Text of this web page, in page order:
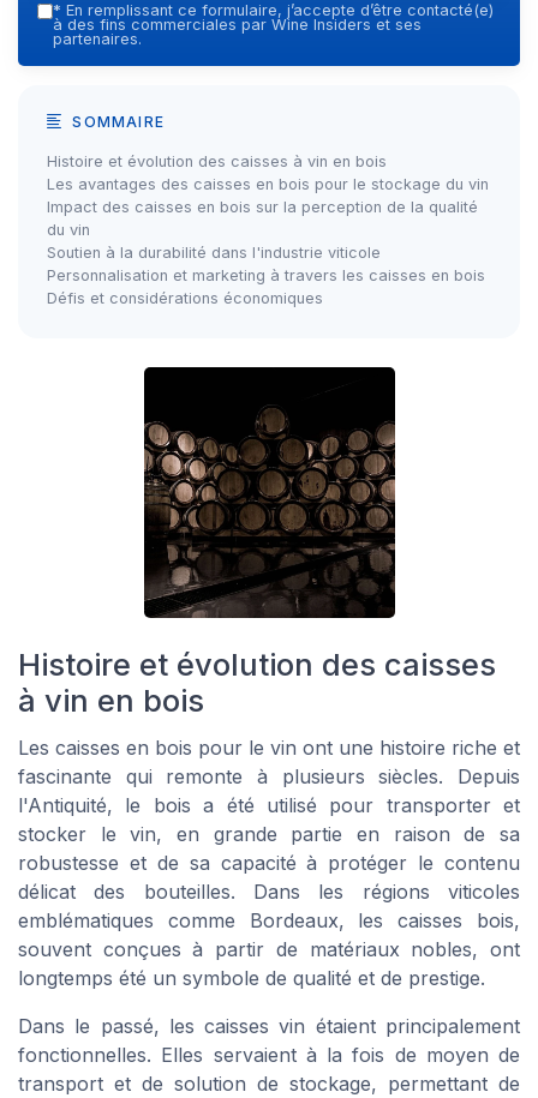
* En remplissant ce formulaire, j’accepte d’être contacté(e)
à des fins commerciales par Wine Insiders et ses
partenaires.
SOMMAIRE
Histoire et évolution des caisses à vin en bois
Les avantages des caisses en bois pour le stockage du vin
Impact des caisses en bois sur la perception de la qualité
du vin
Soutien à la durabilité dans l'industrie viticole
Personnalisation et marketing à travers les caisses en bois
Défis et considérations économiques
Histoire et évolution des caisses
à vin en bois
Les caisses en bois pour le vin ont une histoire riche et
fascinante qui remonte à plusieurs siècles. Depuis
l'Antiquité, le bois a été utilisé pour transporter et
stocker le vin, en grande partie en raison de sa
robustesse et de sa capacité à protéger le contenu
délicat des bouteilles. Dans les régions viticoles
emblématiques comme Bordeaux, les caisses bois,
souvent conçues à partir de matériaux nobles, ont
longtemps été un symbole de qualité et de prestige.
Dans le passé, les caisses vin étaient principalement
fonctionnelles. Elles servaient à la fois de moyen de
transport et de solution de stockage, permettant de